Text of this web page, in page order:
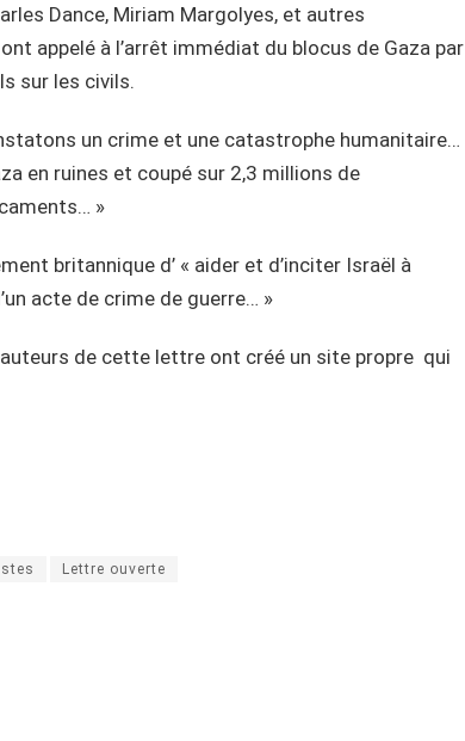
Dance, Miriam Margolyes, et autres
appelé à l’arrêt immédiat du blocus de Gaza par
sur les civils.
un crime et une catastrophe humanitaire…
en ruines et coupé sur 2,3 millions de
»
britannique d’ « aider et d’inciter Israël à
acte de crime de guerre… »
de cette lettre ont créé un site propre qui
Lettre ouverte